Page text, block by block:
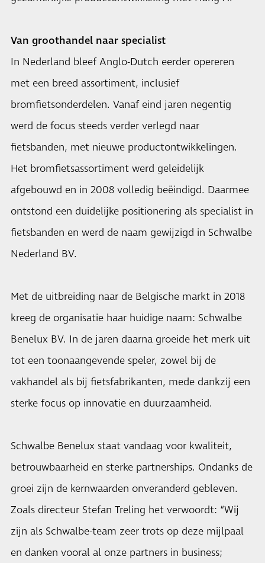
Van groothandel naar specialist
In Nederland bleef Anglo-Dutch eerder opereren
met een breed assortiment, inclusief
bromfietsonderdelen. Vanaf eind jaren negentig
werd de focus steeds verder verlegd naar
fietsbanden, met nieuwe productontwikkelingen.
Het bromfietsassortiment werd geleidelijk
afgebouwd en in 2008 volledig beëindigd. Daarmee
ontstond een duidelijke positionering als specialist in
fietsbanden en werd de naam gewijzigd in Schwalbe
Nederland BV.
Met de uitbreiding naar de Belgische markt in 2018
kreeg de organisatie haar huidige naam: Schwalbe
Benelux BV. In de jaren daarna groeide het merk uit
tot een toonaangevende speler, zowel bij de
vakhandel als bij fietsfabrikanten, mede dankzij een
sterke focus op innovatie en duurzaamheid.
Schwalbe Benelux staat vandaag voor kwaliteit,
betrouwbaarheid en sterke partnerships. Ondanks de
groei zijn de kernwaarden onveranderd gebleven.
Zoals directeur Stefan Treling het verwoordt: “Wij
zijn als Schwalbe-team zeer trots op deze mijlpaal
en danken vooral al onze partners in business;